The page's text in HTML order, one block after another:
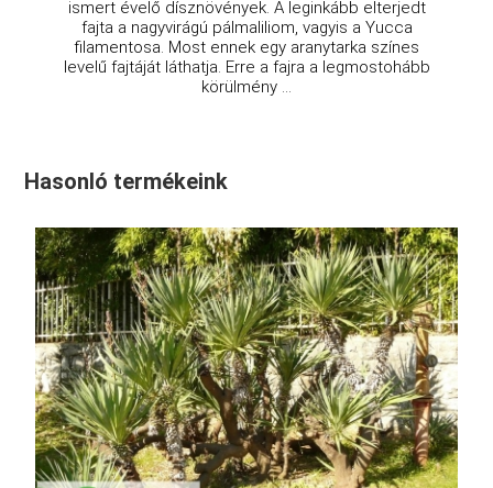
ismert évelő dísznövények. A leginkább elterjedt
fajta a nagyvirágú pálmaliliom, vagyis a Yucca
filamentosa. Most ennek egy aranytarka színes
levelű fajtáját láthatja. Erre a fajra a legmostohább
körülmény ...
Hasonló termékeink